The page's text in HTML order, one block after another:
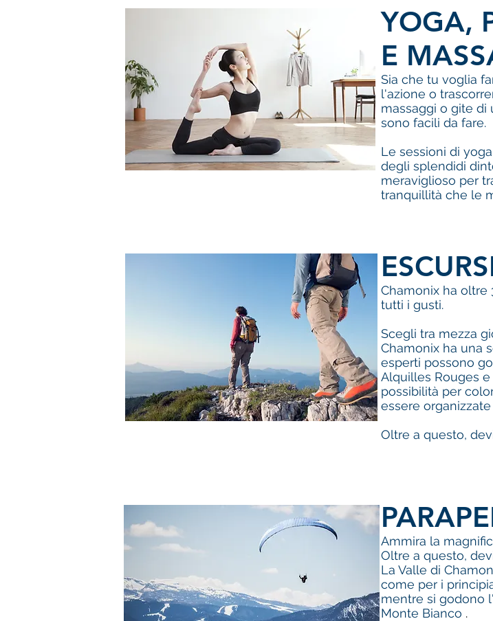
YOGA,
E
Sia che tu voglia
l'azione o
massaggi o gite di
sono facili da fare.
Le sessioni di
degli splendidi
meraviglioso per
tranquillità che le
Chamonix ha oltre
tutti i gusti.
Scegli tra mezza
Chamonix ha una
esperti possono
Alquilles Rouges
possibilità per
essere
Oltre a questo,
Ammira la
Oltre a questo,
La Valle di
come per i
mentre si godono
Monte Bianco .